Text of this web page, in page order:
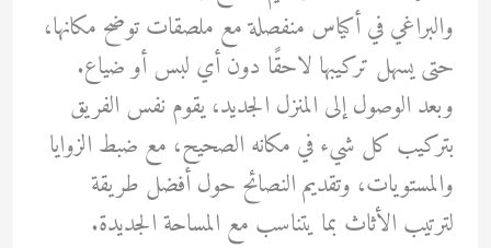
والبراغي في أكياس منفصلة مع ملصقات توضح مكانها،
حتى يسهل تركيبها لاحقًا دون أي لبس أو ضياع.
وبعد الوصول إلى المنزل الجديد، يقوم نفس الفريق
بتركيب كل شيء في مكانه الصحيح، مع ضبط الزوايا
والمستويات، وتقديم النصائح حول أفضل طريقة
لترتيب الأثاث بما يتناسب مع المساحة الجديدة.